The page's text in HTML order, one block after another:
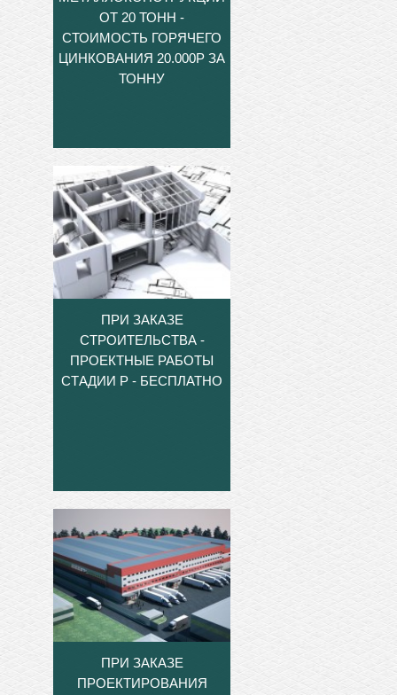
ОТ 20 ТОНН -
СТОИМОСТЬ ГОРЯЧЕГО
ЦИНКОВАНИЯ 20.000Р ЗА
ТОННУ
ПРИ ЗАКАЗЕ
СТРОИТЕЛЬСТВА -
ПРОЕКТНЫЕ РАБОТЫ
СТАДИИ Р - БЕСПЛАТНО
ПРИ ЗАКАЗЕ
ПРОЕКТИРОВАНИЯ